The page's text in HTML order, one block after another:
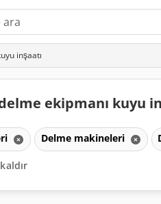
inşaatı
ekipmanı kuyu
Delme makineleri